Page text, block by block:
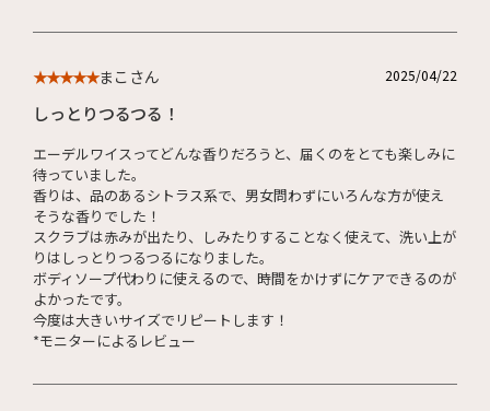
★★★★★まこさん 2025/04/22
しっとりつるつる！
エーデルワイスってどんな香りだろうと、届くのをとても楽しみに
待っていました。
香りは、品のあるシトラス系で、男女問わずにいろんな方が使え
そうな香りでした！
スクラブは赤みが出たり、しみたりすることなく使えて、洗い上が
りはしっとりつるつるになりました。
ボディソープ代わりに使えるので、時間をかけずにケアできるのが
よかったです。
今度は大きいサイズでリピートします！
*モニターによるレビュー